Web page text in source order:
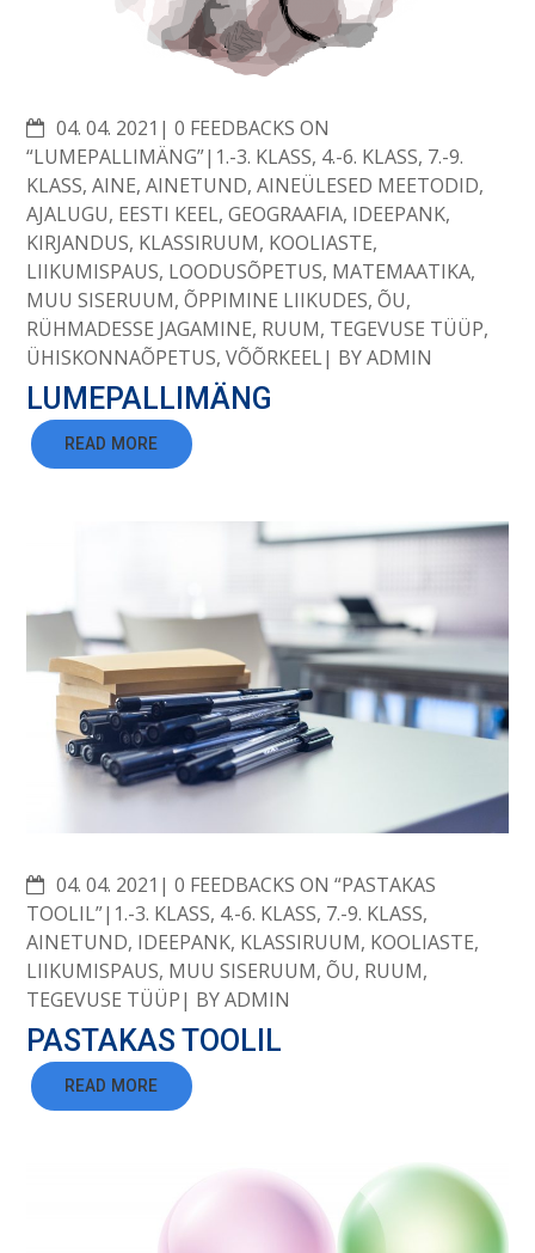
04. 04. 2021 COMMENTS
0 FEEDBACKS ON
“LUMEPALLIMÄNG” 1.-3. KLASS, 4.-6. KLASS, 7.-9.
KLASS,AINE,AINETUND,AINEÜLESED MEETODID,
AJALUGU, EESTI KEEL,GEOGRAAFIA, IDEEPANK,
KIRJANDUS, KLASSIRUUM, KOOLIASTE,
LIIKUMISPAUS, LOODUSÕPETUS, MATEMAATIKA,
MUU SISERUUM,ÕPPIMINE LIIKUDES,ÕU,
RÜHMADESSE JAGAMINE, RUUM, TEGEVUSE TÜÜP,
ÜHISKONNAÕPETUS,VÕÕRKEEL BYADMIN
LUMEPALLIMÄNG
READ MORE
04. 04. 2021 COMMENTS
0 FEEDBACKS ON “PASTAKAS
TOOLIL” 1.-3. KLASS, 4.-6. KLASS, 7.-9. KLASS,
AINETUND, IDEEPANK, KLASSIRUUM, KOOLIASTE,
LIIKUMISPAUS, MUU SISERUUM,ÕU, RUUM,
TEGEVUSE TÜÜP
BYADMIN
PASTAKAS TOOLIL
READ MORE